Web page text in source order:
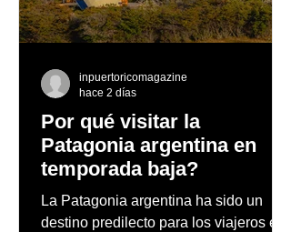
que transformó la
industria automotriz
Por qué visitar la
Patagonia argentina en
temporada baja?
La Patagonia argentina ha sido un
destino predilecto para los viajeros en
inpuertoricomagazine
hace 2 días